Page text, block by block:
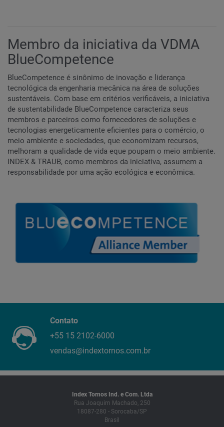
Membro da iniciativa da VDMA
BlueCompetence
BlueCompetence é sinônimo de inovação e liderança
tecnológica da engenharia mecânica na área de soluções
sustentáveis. Com base em critérios verificáveis, a iniciativa
de sustentabilidade BlueCompetence caracteriza seus
membros e parceiros como fornecedores de soluções e
tecnologias energeticamente eficientes para o comércio, o
meio ambiente e sociedades, que economizam recursos,
melhoram a qualidade de vida eque poupam o meio ambiente.
INDEX & TRAUB, como membros da iniciativa, assumem a
responsabilidade por uma ação ecológica e econômica.
Contato
+55 15 2102-6000
vendas@indextornos.com.br
Index Tornos Ind. e Com. Ltda
Rua Joaquim Machado, 250
18087-280 - Sorocaba/SP
Brasil